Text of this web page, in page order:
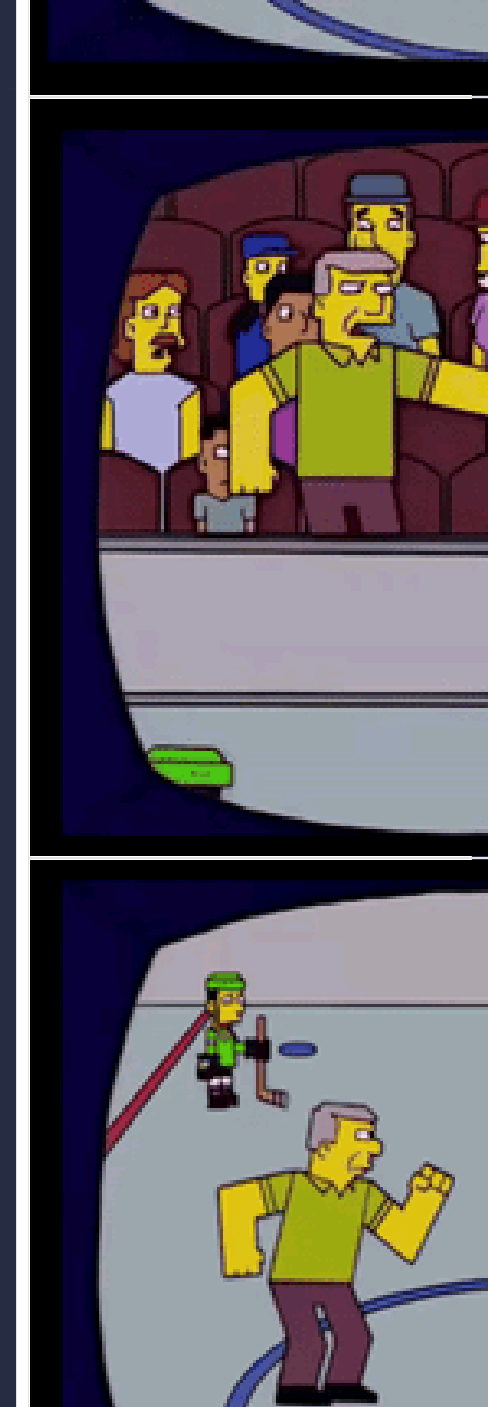
3 July 7:39 AM
Preso dalla foga della conservazione, ho caricato la demo
Ghost Rider 2 July 8:22 PM
steveme scars... ehmm... we techno \m/_
TecnoNinja 2 July 2:55 PM
I'm back!
Ghost Rider 30 June 7:55 AM
Ryoku 30 June 6:54 AM
29 June 9:36 PM
Ghost Rider
Ryoku
Che tu sia benedetto!
Ghost Rider
trovato! ti mando pm
wee ryo! sai che forse ce l'ho ancora... fammi cercare sull'
28 June 9:19 PM
ghostino si è visto più?
Grazie mille kaine. ^^
Ryoku
Nada de nada. Mi hanno detto che hanno perso alcuni
giochi cambiando database. Quindi nulla, perso per
sempre.
kaine 27 June 9:54 AM
quindi neanche Freank può darti una mano?
Load More